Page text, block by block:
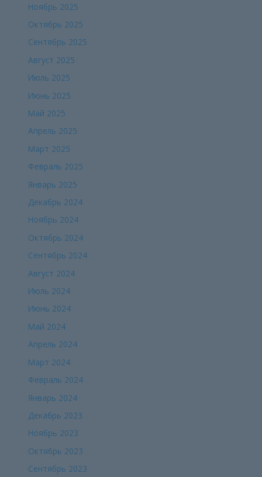
Ноябрь 2025
Октябрь 2025
Сентябрь 2025
Август 2025
Июль 2025
Июнь 2025
Май 2025
Апрель 2025
Март 2025
Февраль 2025
Январь 2025
Декабрь 2024
Ноябрь 2024
Октябрь 2024
Сентябрь 2024
Август 2024
Июль 2024
Июнь 2024
Май 2024
Апрель 2024
Март 2024
Февраль 2024
Январь 2024
Декабрь 2023
Ноябрь 2023
Октябрь 2023
Сентябрь 2023